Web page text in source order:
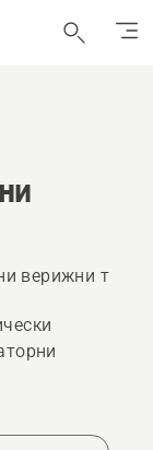
верижни